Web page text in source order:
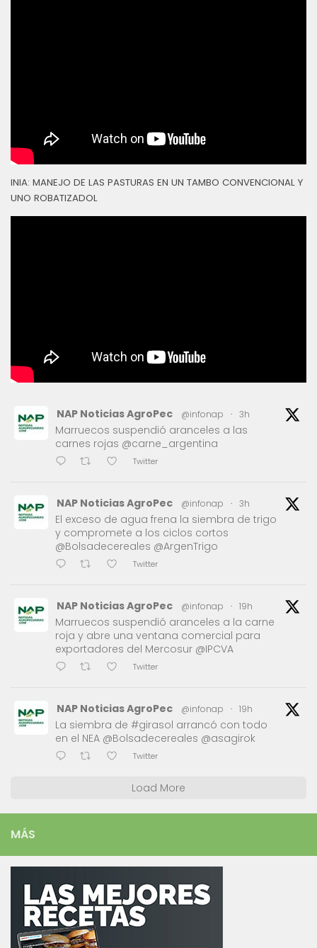
INIA: MANEJO DE LAS PASTURAS EN UN TAMBO CONVENCIONAL Y
UNO ROBATIZADOL
NAP Noticias AgroPec @infonap · 3h
Marruecos suspendió aranceles a las
carnes rojas @carne_argentina
Twitter
NAP Noticias AgroPec @infonap · 3h
El exceso de agua frena la siembra de trigo
y compromete a los ciclos cortos
@Bolsadecereales @ArgenTrigo
Twitter
NAP Noticias AgroPec @infonap · 19h
Marruecos suspendió aranceles a la carne
roja y abre una ventana comercial para
exportadores del Mercosur @IPCVA
Twitter
NAP Noticias AgroPec @infonap · 19h
La siembra de #girasol arrancó con todo
en el NEA @Bolsadecereales @asagirok
Twitter
Load More
MÁS